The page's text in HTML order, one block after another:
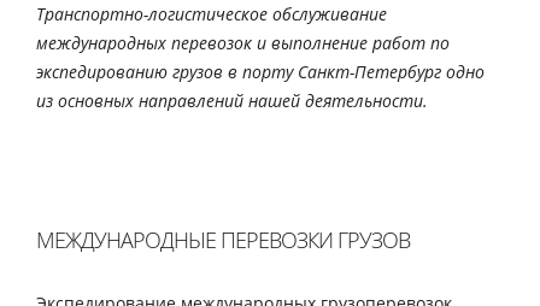
Транспортно-логистическое обслуживание
международных перевозок и выполнение работ по
экспедированию грузов в порту Санкт-Петербург одно
из основных направлений нашей деятельности.
МЕЖДУНАРОДНЫЕ ПЕРЕВОЗКИ ГРУЗОВ